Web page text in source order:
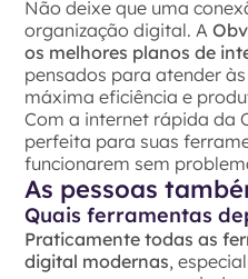
Não deixe que uma
organização digital. A
os melhores planos de
pensados para atender
máxima eficiência e
Com a internet rápida da
perfeita para suas
funcionarem sem
As pessoas
Quais ferramentas
Praticamente todas as
digital modernas,